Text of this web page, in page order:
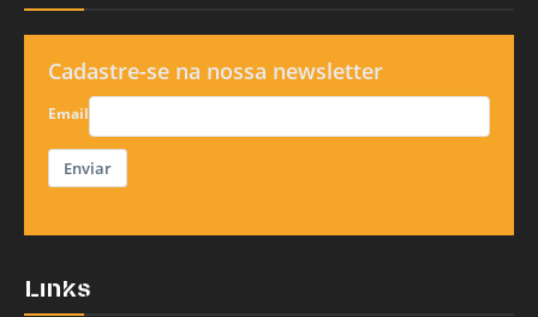
Cadastre-se na nossa newsletter
Email
Enviar
Links